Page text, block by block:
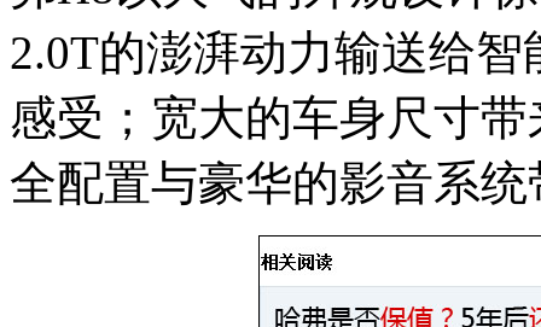
2.0T的澎湃动力输送给
感受；宽大的车身尺寸
全配置与豪华的影音系